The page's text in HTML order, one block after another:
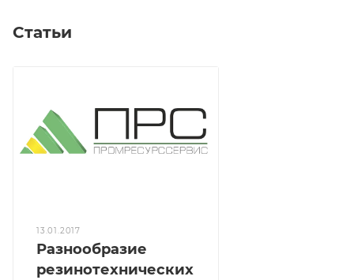
Статьи
13.01.2017
Разнообразие
резинотехнических